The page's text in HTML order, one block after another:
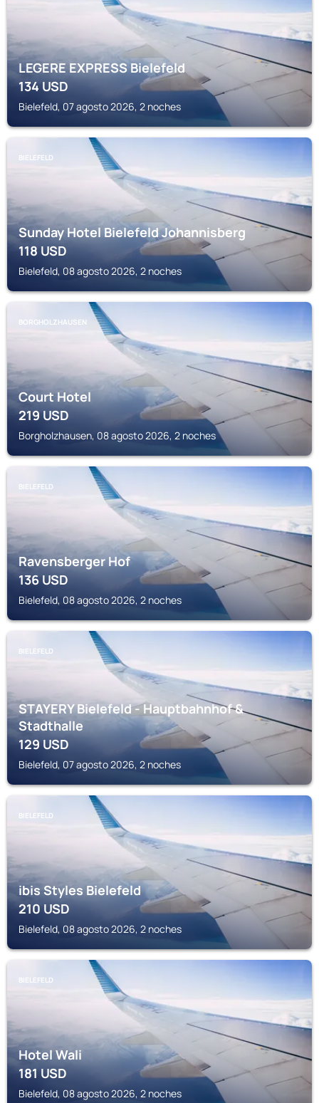
LEGERE EXPRESS Bielefeld
134USD
Bielefeld, 07 agosto 2026, 2 noches
BIELEFELD
Sunday Hotel Bielefeld Johannisberg
118USD
Bielefeld, 08 agosto 2026, 2 noches
BORGHOLZHAUSEN
Court Hotel
219USD
Borgholzhausen, 08 agosto 2026, 2 noches
BIELEFELD
Ravensberger Hof
136USD
Bielefeld, 08 agosto 2026, 2 noches
BIELEFELD
STAYERY Bielefeld - Hauptbahnhof &
Stadthalle
129USD
Bielefeld, 07 agosto 2026, 2 noches
BIELEFELD
ibis Styles Bielefeld
210USD
Bielefeld, 08 agosto 2026, 2 noches
BIELEFELD
Hotel Wali
181USD
Bielefeld, 08 agosto 2026, 2 noches